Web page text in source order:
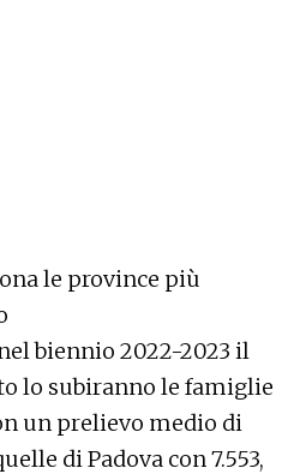
le province più
biennio 2022-2023 il
lo subiranno le famiglie
un prelievo medio di
di Padova con 7.553,